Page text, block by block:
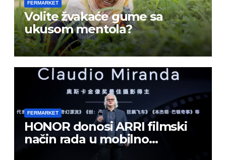
FERMARKET
Volite žvakaće gume sa
ukusom mentola?
FERMARKET
HONOR donosi ARRI filmski
način rada u mobilno
kreiranje sadržaja